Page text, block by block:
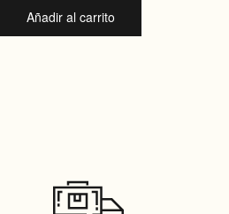
Añadir al carrito